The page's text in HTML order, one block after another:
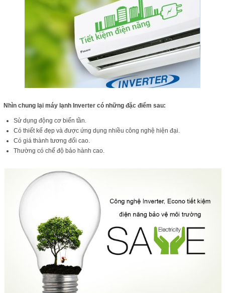
Nhìn chung lại máy lạnh Inverter có những đặc điểm sau:
Sử dụng động cơ biến tần.
Có thiết kế đẹp và được ứng dụng nhiều công nghệ hiện đại.
Có giá thành tương đối cao.
Thường có chế độ bảo hành cao.